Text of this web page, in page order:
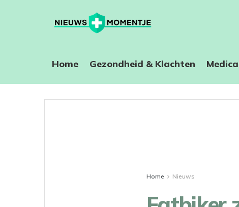
Home ⁠Gezondheid & Klachten
Home Nieuws